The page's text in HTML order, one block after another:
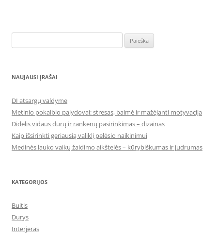
NAUJAUSI ĮRAŠAI
DI atsargų valdyme
Metinio pokalbio palydovai: stresas, baimė ir mažėjanti motyvacija
Didelis vidaus durų ir rankenų pasirinkimas – dizainas
Kaip išsirinkti geriausią valiklį pelėsio naikinimui
Medinės lauko vaikų žaidimo aikštelės – kūrybiškumas ir judrumas
KATEGORIJOS
Buitis
Durys
Interjeras